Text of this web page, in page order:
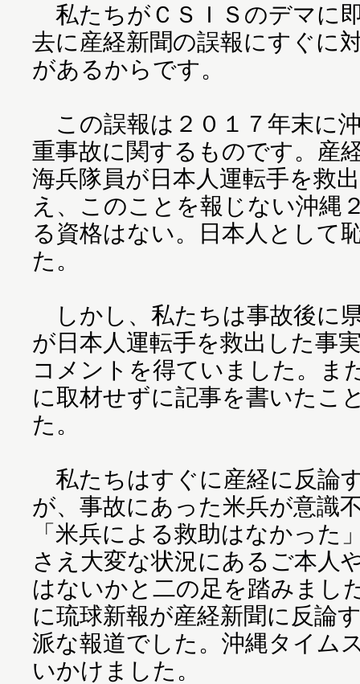
私たちがＣＳＩＳのデマに
去に産経新聞の誤報にすぐに
があるからです。
この誤報は２０１７年末に
重事故に関するものです。産
海兵隊員が日本人運転手を救
え、このことを報じない沖縄
る資格はない。日本人として
た。
しかし、私たちは事故後に
が日本人運転手を救出した事
コメントを得ていました。ま
に取材せずに記事を書いたこ
た。
私たちはすぐに産経に反論
が、事故にあった米兵が意識
「米兵による救助はなかった
さえ大変な状況にあるご本人
はないかと二の足を踏みまし
に琉球新報が産経新聞に反論
派な報道でした。沖縄タイム
いかけました。